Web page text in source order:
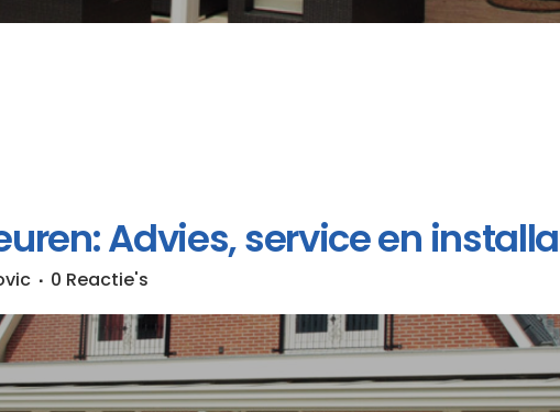
Advies, service en
0 Reactie's